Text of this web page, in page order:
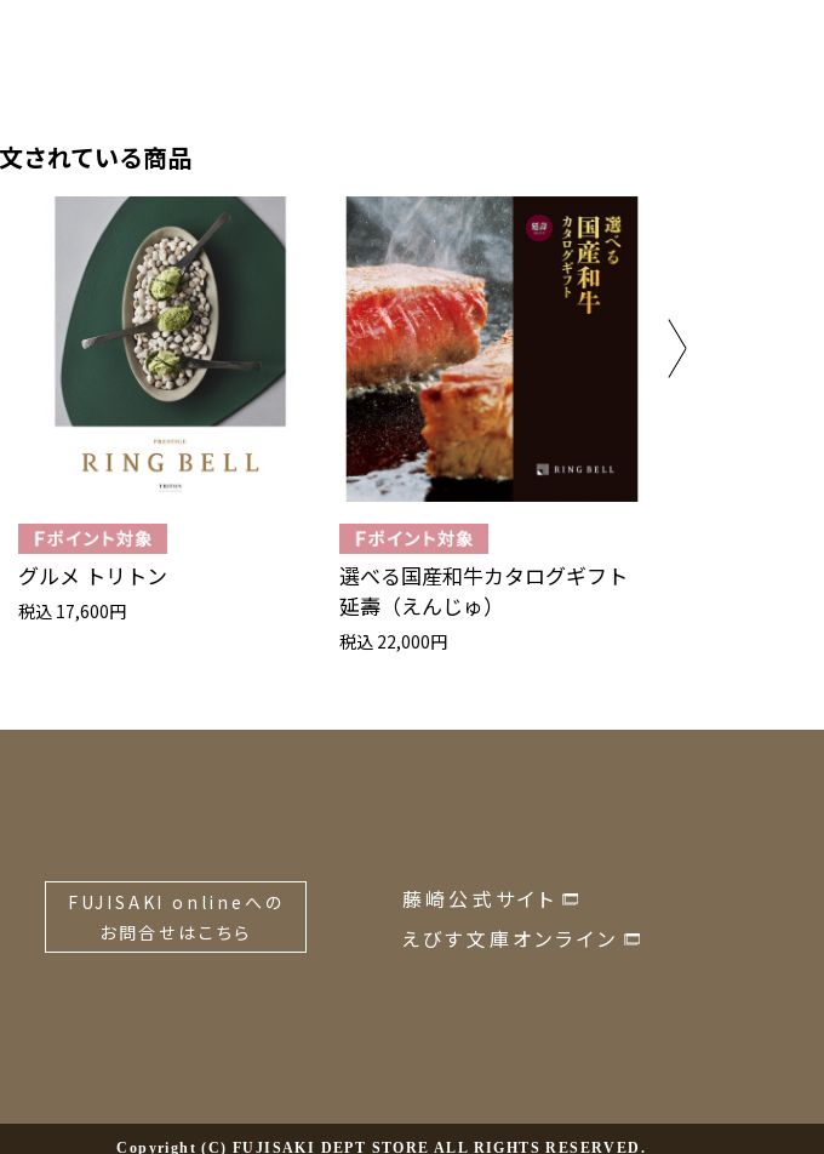
されている商品
グルメ トリトン
税込 17,600円
選べる国産和牛カタログギフト
延壽（えんじゅ）
税込 22,000円
FUJISAKI onlineへの
お問合せはこちら
藤崎公式サイト
えびす文庫オンライン
Copyright (C) FUJISAKI DEPT STORE ALL RIGHTS RESERVED.